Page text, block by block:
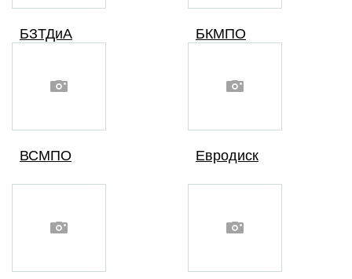
БЗТДиА БКМПО
ВСМПО Евродиск